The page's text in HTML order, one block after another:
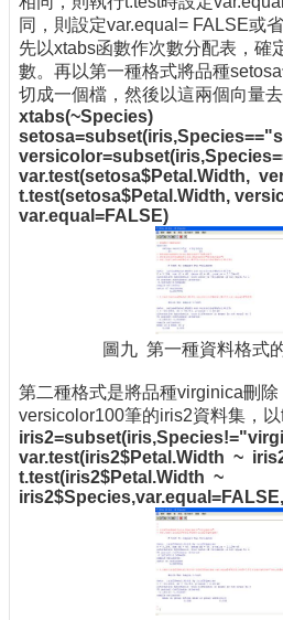
同，則設定var.equal= FALSE或省
先以xtabs函數作次數分配表，確
數。再以第一種格式將品種
切成一個檔，然後以這兩個向量去
xtabs(~Species)
var.test(setosa$Petal.Width,
t.test(setosa$Petal.Width,
var.equal=FALSE)
圖九 第一種資料格式
第二種格式是將品種virginica刪
versicolor100筆的iris2資料集，以
var.test(iris2$Petal.Width ~
t.test(iris2$Petal.Width ~